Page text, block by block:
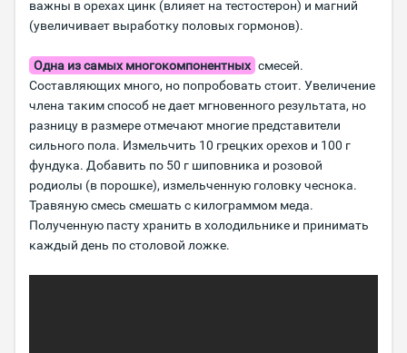
важны в орехах цинк (влияет на тестостерон) и магний
(увеличивает выработку половых гормонов).
Одна из самых многокомпонентных смесей.
Составляющих много, но попробовать стоит. Увеличение
члена таким способ не дает мгновенного результата, но
разницу в размере отмечают многие представители
сильного пола. Измельчить 10 грецких орехов и 100 г
фундука. Добавить по 50 г шиповника и розовой
родиолы (в порошке), измельченную головку чеснока.
Травяную смесь смешать с килограммом меда.
Полученную пасту хранить в холодильнике и принимать
каждый день по столовой ложке.